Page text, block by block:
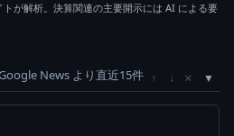
が解析。決算関連の主要開示には AI による要
News より直近15件 ↑ ↓ ×